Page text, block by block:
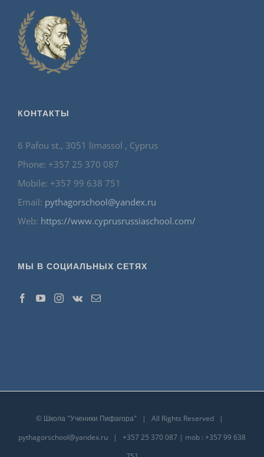
КОНТАКТЫ
6 Pafou st., 3051 limassol , Cyprus
Phone: +357 25 370 087
Mobile: +357 99 638 751
Email: pythagorschool@yandex.ru
Web: https://www.cyprusrussiaschool.com/
МЫ В СОЦИАЛЬНЫХ СЕТЯХ
© Школа "Ученики Пифагора" | All Rights Reserved |
pythagorschool@yandex.ru | +357 25 370 087 | mob : +357 99 638